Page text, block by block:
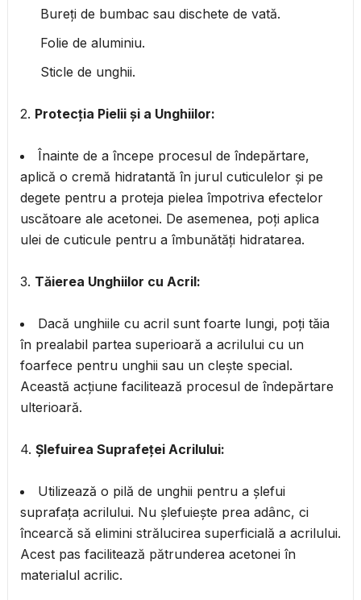
Bureți de bumbac sau dischete de vată.
Folie de aluminiu.
Sticle de unghii.
2. Protecția Pielii și a Unghiilor:
Înainte de a începe procesul de îndepărtare,
aplică o cremă hidratantă în jurul cuticulelor și pe
degete pentru a proteja pielea împotriva efectelor
uscătoare ale acetonei. De asemenea, poți aplica
ulei de cuticule pentru a îmbunătăți hidratarea.
3. Tăierea Unghiilor cu Acril:
Dacă unghiile cu acril sunt foarte lungi, poți tăia
în prealabil partea superioară a acrilului cu un
foarfece pentru unghii sau un clește special.
Această acțiune facilitează procesul de îndepărtare
ulterioară.
4. Șlefuirea Suprafeței Acrilului:
Utilizează o pilă de unghii pentru a șlefui
suprafața acrilului. Nu șlefuiește prea adânc, ci
încearcă să elimini strălucirea superficială a acrilului.
Acest pas facilitează pătrunderea acetonei în
materialul acrilic.